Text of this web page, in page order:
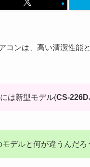
コンは、高い清潔性能
は新型モデル(CS-
モデルと何が違うんだろ